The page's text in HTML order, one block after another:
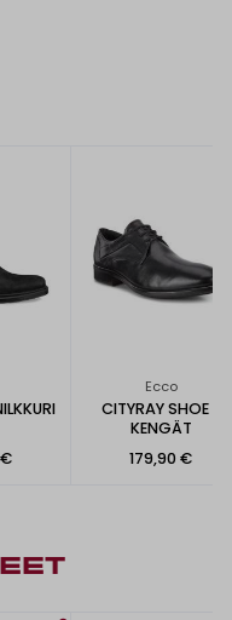
Ecco
CITYRAY SHOE -
KENGÄT
179,90 €